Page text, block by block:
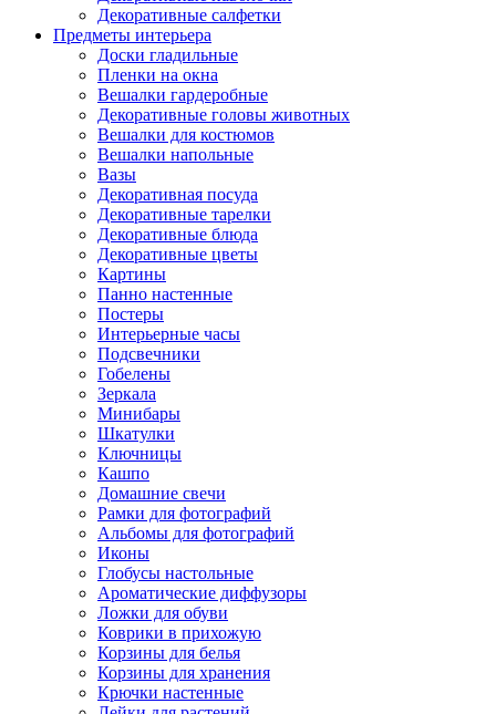
Декоративные салфетки
Предметы интерьера
Доски гладильные
Пленки на окна
Вешалки гардеробные
Декоративные головы животных
Вешалки для костюмов
Вешалки напольные
Вазы
Декоративная посуда
Декоративные тарелки
Декоративные блюда
Декоративные цветы
Картины
Панно настенные
Постеры
Интерьерные часы
Подсвечники
Гобелены
Зеркала
Минибары
Шкатулки
Ключницы
Кашпо
Домашние свечи
Рамки для фотографий
Альбомы для фотографий
Иконы
Глобусы настольные
Ароматические диффузоры
Ложки для обуви
Коврики в прихожую
Корзины для белья
Корзины для хранения
Крючки настенные